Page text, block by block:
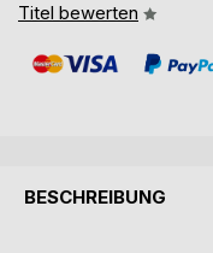
Titel bewerten
BESCHREIBUNG